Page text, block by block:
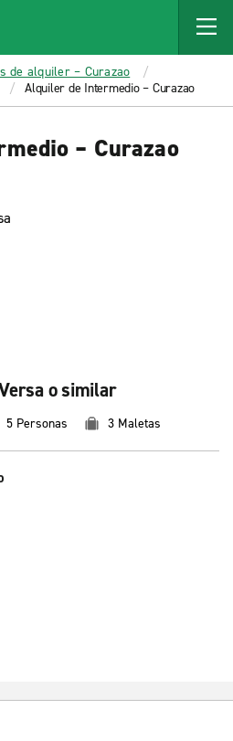
de alquiler – Curazao
Alquiler de Intermedio – Curazao
– Curazao
o similar
5 Personas 3 Maletas